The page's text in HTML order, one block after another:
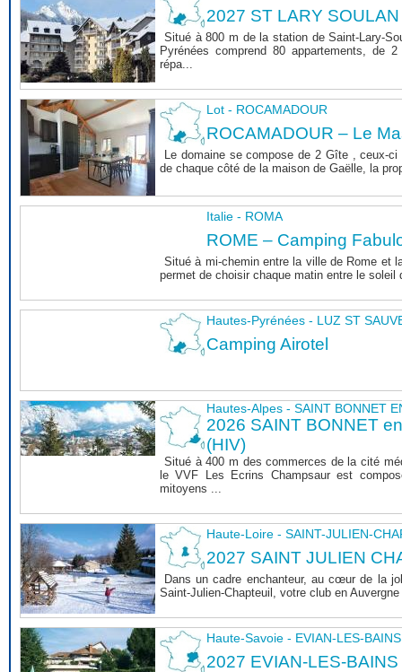
2027 ST LARY SOULAN
Situé à 800 m de la station de Saint-Lary-
Pyrénées comprend 80 appartements, de
répa...
Lot - ROCAMADOUR
ROCAMADOUR – Le
Le domaine se compose de 2 Gîte , ceux-
de chaque côté de la maison de Gaëlle, la
Italie - ROMA
ROME – Camping
Situé à mi-chemin entre la ville de Rome et
permet de choisir chaque matin entre le soleil
Hautes-Pyrénées - LUZ ST
Camping Airotel
Hautes-Alpes - SAINT BONNET
2026 SAINT BONNET
(HIV)
Situé à 400 m des commerces de la cité
le VVF Les Ecrins Champsaur est
mitoyens ...
Haute-Loire - SAINT-JULIEN-
2027 SAINT JULIEN
Dans un cadre enchanteur, au cœur de la
Saint-Julien-Chapteuil, votre club en
Haute-Savoie - EVIAN-LES-BAINS
2027 EVIAN-LES-BAINS